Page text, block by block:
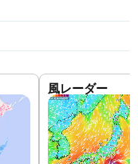
風レーダー